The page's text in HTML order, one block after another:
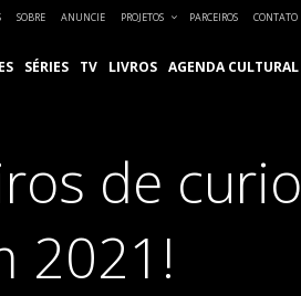
SOBRE ANUNCIE PROJETOS PARCEIROS CONTATO
SÉRIES TV LIVROS AGENDA CULTURAL
de
2021!